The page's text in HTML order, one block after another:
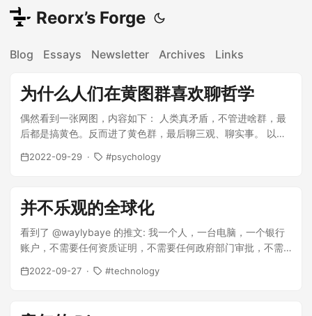
Reorx’s Forge
Blog Essays Newsletter Archives Links
为什么人们在黄图群喜欢聊哲学
偶然看到一张网图，内容如下： 人类真矛盾，不管进啥群，最
后都是搞黄色。反而进了黄色群，最后聊三观、聊实事。 以前
2022-09-29 psychology
并不乐观的全球化
看到了 @waylybaye 的推文: 我一个人，一台电脑，一个银行
账户，不需要任何资质证明，不需要任何政府部门审批，不需
2022-09-27 technology